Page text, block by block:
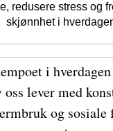
redusere stress og
skjønnhet i
i
oss lever med
og sosiale